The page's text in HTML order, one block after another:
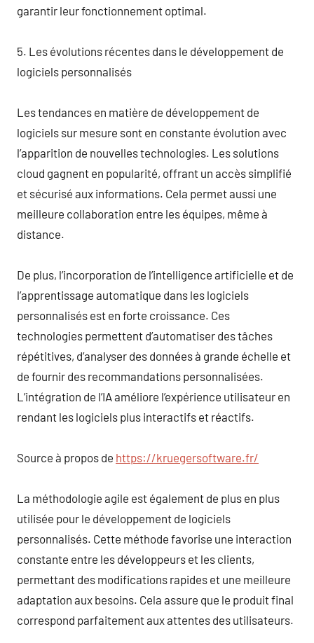
garantir leur fonctionnement optimal.
5. Les évolutions récentes dans le développement de
logiciels personnalisés
Les tendances en matière de développement de
logiciels sur mesure sont en constante évolution avec
l’apparition de nouvelles technologies. Les solutions
cloud gagnent en popularité, offrant un accès simplifié
et sécurisé aux informations. Cela permet aussi une
meilleure collaboration entre les équipes, même à
distance.
De plus, l’incorporation de l’intelligence artificielle et de
l’apprentissage automatique dans les logiciels
personnalisés est en forte croissance. Ces
technologies permettent d’automatiser des tâches
répétitives, d’analyser des données à grande échelle et
de fournir des recommandations personnalisées.
L’intégration de l’IA améliore l’expérience utilisateur en
rendant les logiciels plus interactifs et réactifs.
Source à propos de https://kruegersoftware.fr/
La méthodologie agile est également de plus en plus
utilisée pour le développement de logiciels
personnalisés. Cette méthode favorise une interaction
constante entre les développeurs et les clients,
permettant des modifications rapides et une meilleure
adaptation aux besoins. Cela assure que le produit final
correspond parfaitement aux attentes des utilisateurs.